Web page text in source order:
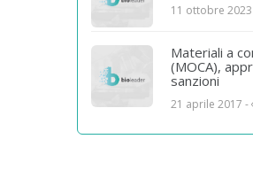
11 ottobre
Materiali a
(MOCA),
sanzioni
21 aprile 2017 -